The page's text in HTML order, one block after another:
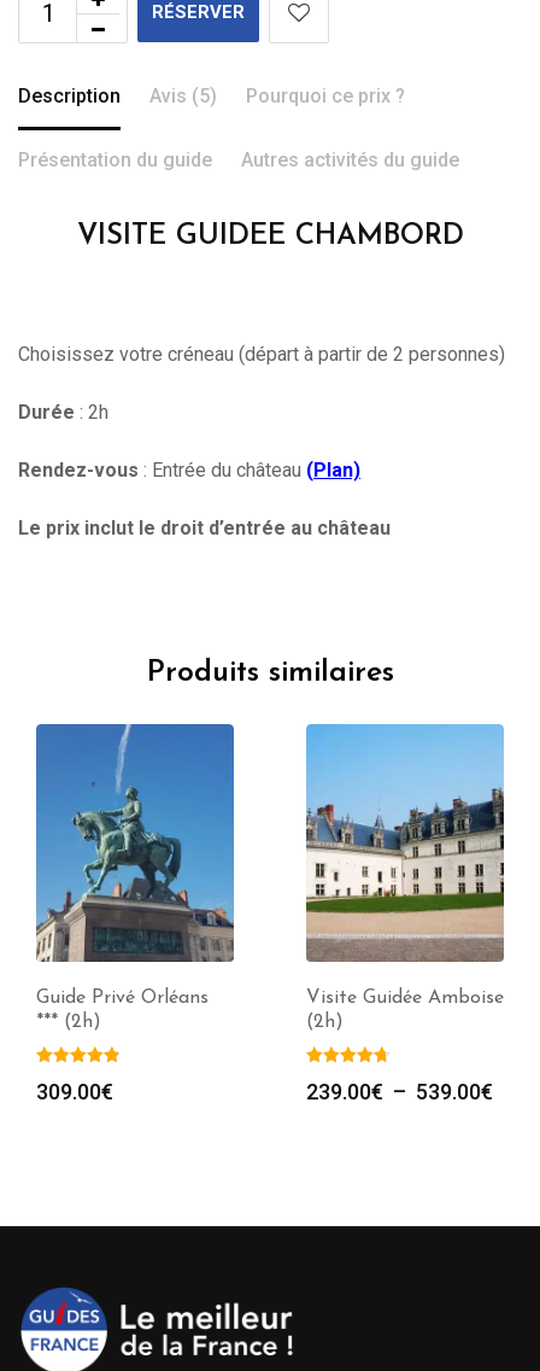
RÉSERVER
Description Avis (5) Pourquoi ce prix ?
Présentation du guide Autres activités du guide
VISITE GUIDEE CHAMBORD
Choisissez votre créneau (départ à partir de 2 personnes)
Durée : 2h
Rendez-vous : Entrée du château (Plan)
Le prix inclut le droit d’entrée au château
Produits similaires
Guide Privé Orléans
*** (2h)
309.00€
Visite Guidée Amboise
(2h)
239.00€ – 539.00€